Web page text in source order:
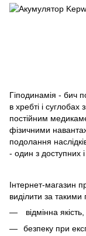
Гіподинамія - бич
в хребті і
постійним
фізичними
подолання
- один з доступних
Інтернет-магазин
виділити за
відмінна якість,
безпеку при